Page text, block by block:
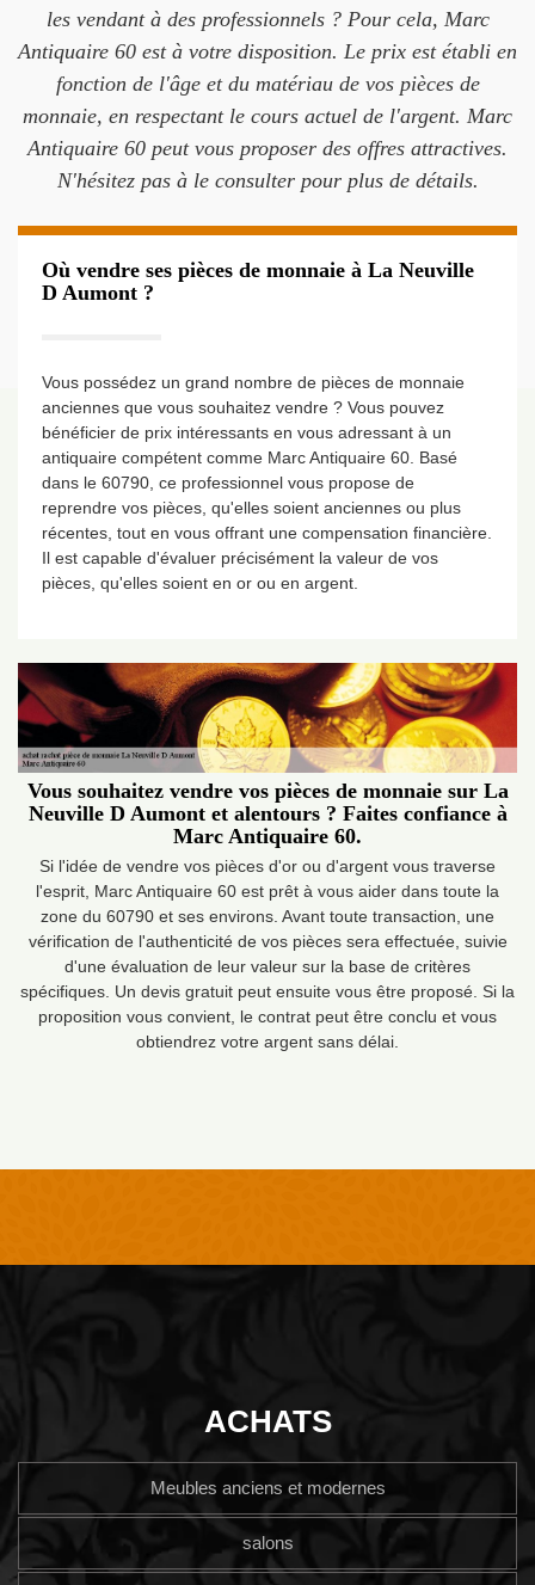
les vendant à des professionnels ? Pour cela, Marc
Antiquaire 60 est à votre disposition. Le prix est établi en
fonction de l'âge et du matériau de vos pièces de
monnaie, en respectant le cours actuel de l'argent. Marc
Antiquaire 60 peut vous proposer des offres attractives.
N'hésitez pas à le consulter pour plus de détails.
Où vendre ses pièces de monnaie à La Neuville
D Aumont ?
Vous possédez un grand nombre de pièces de monnaie
anciennes que vous souhaitez vendre ? Vous pouvez
bénéficier de prix intéressants en vous adressant à un
antiquaire compétent comme Marc Antiquaire 60. Basé
dans le 60790, ce professionnel vous propose de
reprendre vos pièces, qu'elles soient anciennes ou plus
récentes, tout en vous offrant une compensation financière.
Il est capable d'évaluer précisément la valeur de vos
pièces, qu'elles soient en or ou en argent.
Vous souhaitez vendre vos pièces de monnaie sur La
Neuville D Aumont et alentours ? Faites confiance à
Marc Antiquaire 60.
Si l'idée de vendre vos pièces d'or ou d'argent vous traverse
l'esprit, Marc Antiquaire 60 est prêt à vous aider dans toute la
zone du 60790 et ses environs. Avant toute transaction, une
vérification de l'authenticité de vos pièces sera effectuée, suivie
d'une évaluation de leur valeur sur la base de critères
spécifiques. Un devis gratuit peut ensuite vous être proposé. Si la
proposition vous convient, le contrat peut être conclu et vous
obtiendrez votre argent sans délai.
ACHATS
Meubles anciens et modernes
salons